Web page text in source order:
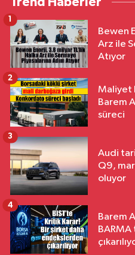
Bewen
Arz ile
Atıyor
1
Maliyet
Barem
süreci
2
Audi
Q9,
oluyor
3
Barem
4